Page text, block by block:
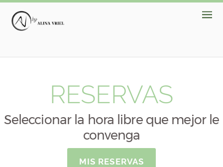
RESERVAS
Seleccionar la hora libre que mejor le
convenga
MIS RESERVAS